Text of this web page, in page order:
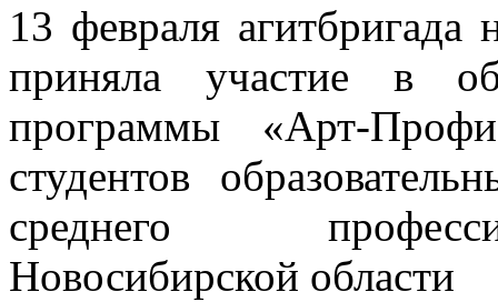
13 февраля
приняла участие в
программы «Арт-
студентов
среднего
Новосибирской области